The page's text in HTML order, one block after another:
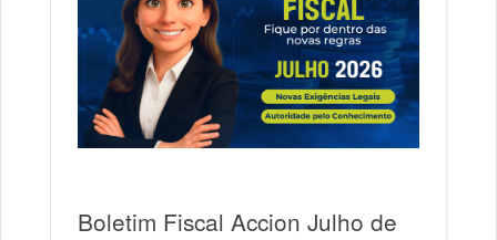
Boletim Fiscal Accion Julho de